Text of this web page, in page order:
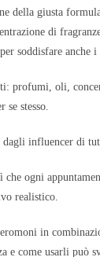
della giusta
di
soddisfare anche
profumi, oli,
se stesso.
influencer di
ogni
realistico.
in
e come usarli può